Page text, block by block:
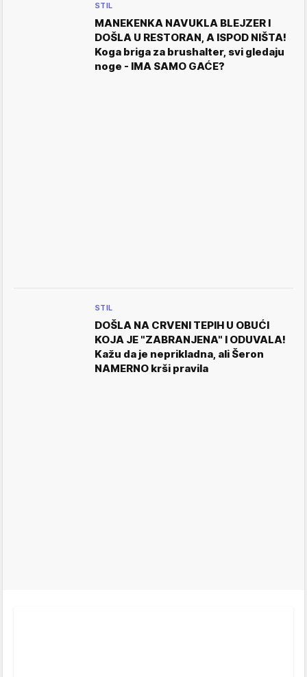
STIL
MANEKENKA NAVUKLA BLEJZER I
DOŠLA U RESTORAN, A ISPOD NIŠTA!
Koga briga za brushalter, svi gledaju
noge - IMA SAMO GAĆE?
STIL
DOŠLA NA CRVENI TEPIH U OBUĆI
KOJA JE "ZABRANJENA" I ODUVALA!
Kažu da je neprikladna, ali Šeron
NAMERNO krši pravila